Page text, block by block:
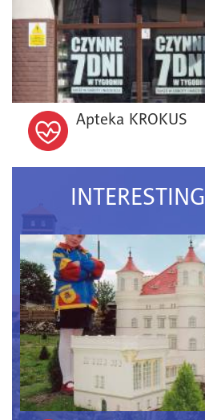
Apteka KROKUS
INTERESTING